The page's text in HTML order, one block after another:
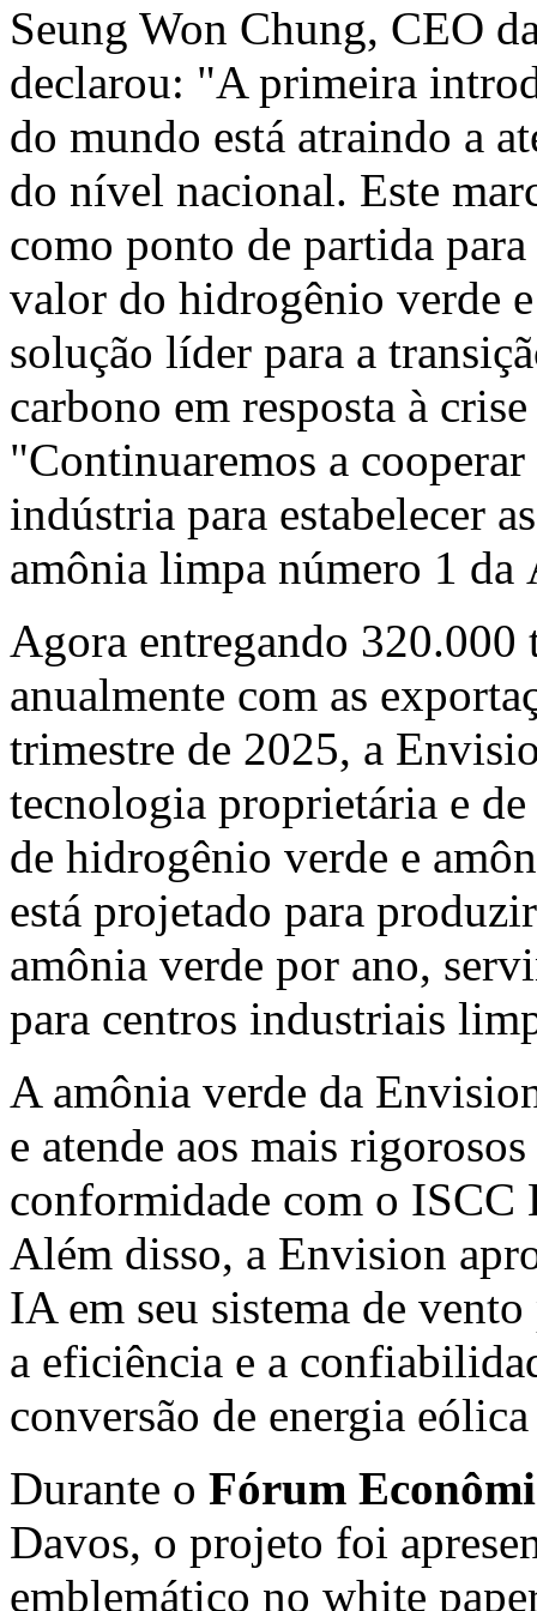
Seung Won Chung, CEO
declarou: "A primeira
do mundo está atraindo a
do nível nacional. Este
como ponto de partida
valor do hidrogênio verde
solução líder para a
carbono em resposta à
"Continuaremos a
indústria para estabelecer
amônia limpa número 1 da
Agora entregando 320.000
anualmente com as
trimestre de 2025, a
tecnologia proprietária e
de hidrogênio verde e
está projetado para
amônia verde por ano,
para centros industriais
A amônia verde da
e atende aos mais
conformidade com o
Além disso, a Envision
IA em seu sistema de
a eficiência e a
conversão de energia
Durante o Fórum
Davos, o projeto foi
emblemático no white